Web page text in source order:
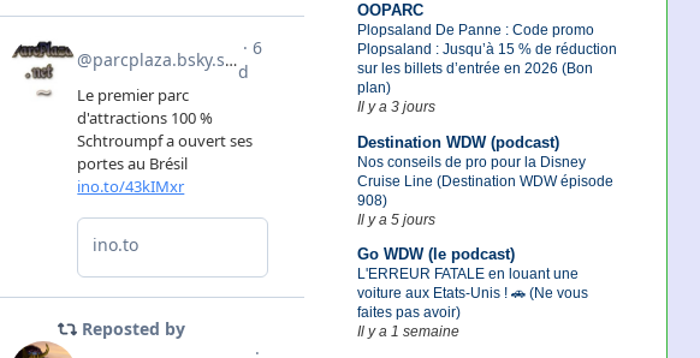
OOPARC
Plopsaland De Panne : Code promo
Plopsaland : Jusqu’à 15 % de réduction
sur les billets d’entrée en 2026 (Bon
plan)
Il y a 3 jours
Destination WDW (podcast)
Nos conseils de pro pour la Disney
Cruise Line (Destination WDW épisode
908)
Il y a 5 jours
Go WDW (le podcast)
L'ERREUR FATALE en louant une
voiture aux Etats-Unis ! 🚗 (Ne vous
faites pas avoir)
Il y a 1 semaine